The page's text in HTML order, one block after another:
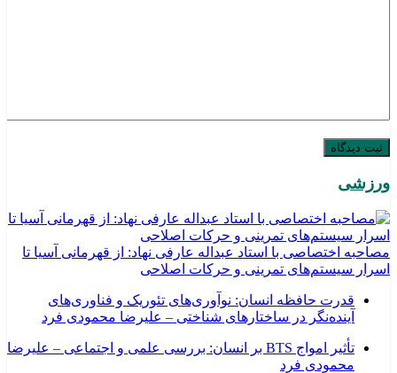
ورزشی
مصاحبه اختصاصی با استاد عبداله عارفی نهاد: از قهرمانی آسیا تا
اسرار سیستم‌های تمرینی و حرکات اصلاحی
قدرت حافظه انسان: نوآوری‌های تئوریک و فناوری‌های
آینده‌نگر در ساختارهای شناختی – علیرضا محمودی فرد
تأثیر امواج BTS بر انسان: بررسی علمی و اجتماعی – علیرضا
محمودی فرد